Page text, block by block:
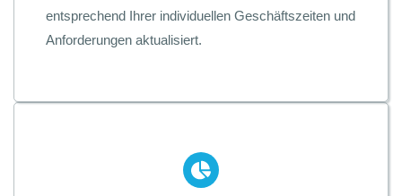
entsprechend Ihrer individuellen Geschäftszeiten und
Anforderungen aktualisiert.